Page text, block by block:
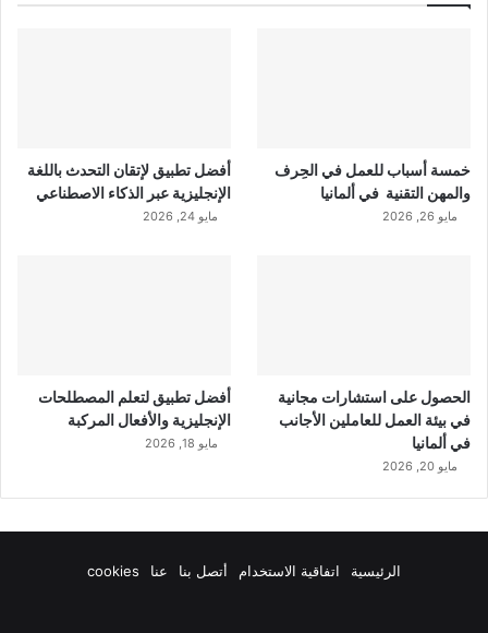
خمسة أسباب للعمل في الحِرف
والمهن التقنية في ألمانيا
مايو 26, 2026
أفضل تطبيق لإتقان التحدث باللغة
الإنجليزية عبر الذكاء الاصطناعي
مايو 24, 2026
الحصول على استشارات مجانية
في بيئة العمل للعاملين الأجانب
في ألمانيا
مايو 20, 2026
أفضل تطبيق لتعلم المصطلحات
الإنجليزية والأفعال المركبة
مايو 18, 2026
الرئيسية اتفاقية الاستخدام أتصل بنا عنا cookies